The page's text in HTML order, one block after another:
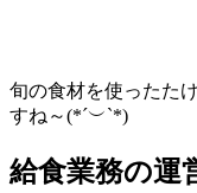
旬の食材を使ったた
すね～(*´︶`*)
給食業務の運